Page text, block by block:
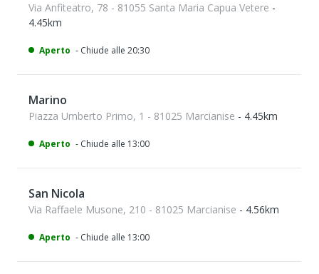
Via Anfiteatro, 78 - 81055 Santa Maria Capua Vetere -
4.45km
Aperto - Chiude alle 20:30
Marino
Piazza Umberto Primo, 1 - 81025 Marcianise - 4.45km
Aperto - Chiude alle 13:00
San Nicola
Via Raffaele Musone, 210 - 81025 Marcianise - 4.56km
Aperto - Chiude alle 13:00